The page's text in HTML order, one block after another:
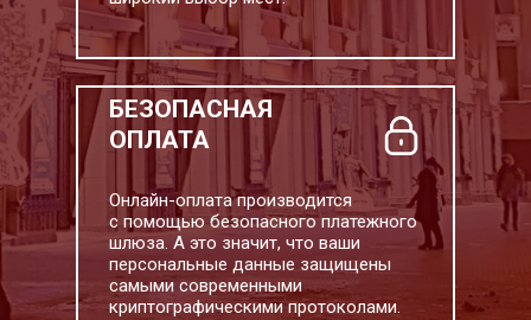
БЕЗОПАСНАЯ
ОПЛАТА
Онлайн-оплата производится
с помощью безопасного платежного
шлюза. А это значит, что ваши
персональные данные защищены
самыми современными
криптографическими протоколами.